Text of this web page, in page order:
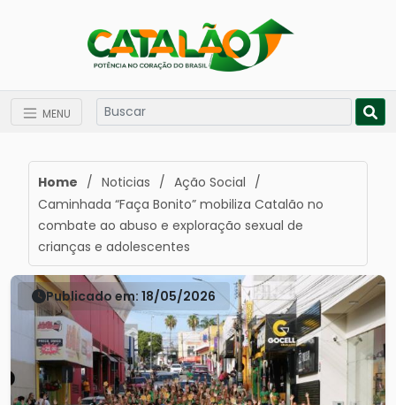
MENU
Home / Noticias / Ação Social /
Caminhada “Faça Bonito” mobiliza Catalão no
combate ao abuso e exploração sexual de
crianças e adolescentes
Publicado em: 18/05/2026